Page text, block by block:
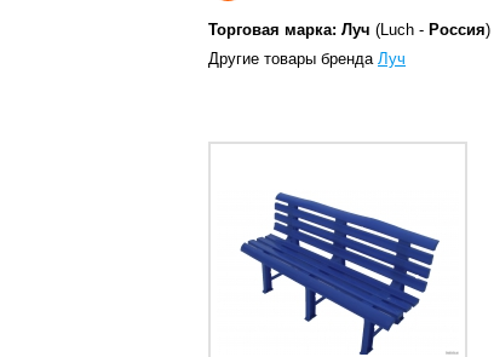
Торговая марка: Луч (Luch - Россия)
Другие товары бренда Луч